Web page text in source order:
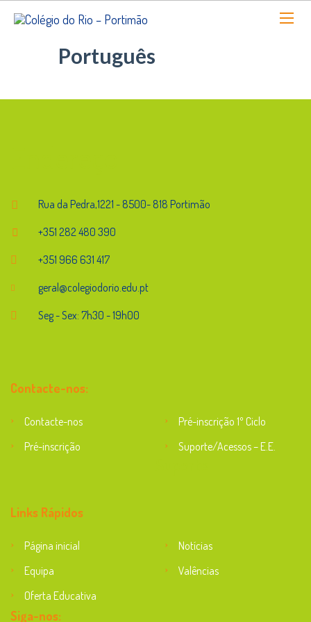
Português
Rua da Pedra,1221 - 8500- 818 Portimão
+351 282 480 390
+351 966 631 417
geral@colegiodorio.edu.pt
Seg - Sex: 7h30 - 19h00
Contacte-nos:
Contacte-nos
Pré-inscrição 1º Ciclo
Pré-inscrição
Suporte/Acessos – E.E.
Links Rápidos
Página inicial
Notícias
Equipa
Valências
Oferta Educativa
Siga-nos: